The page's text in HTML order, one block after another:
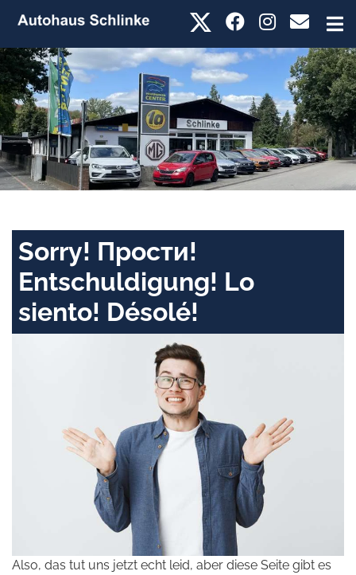
Sorry! Прости!
Entschuldigung! Lo
siento! Désolé!
Also, das tut uns jetzt echt leid, aber diese Seite gibt es